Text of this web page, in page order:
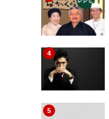
4
5